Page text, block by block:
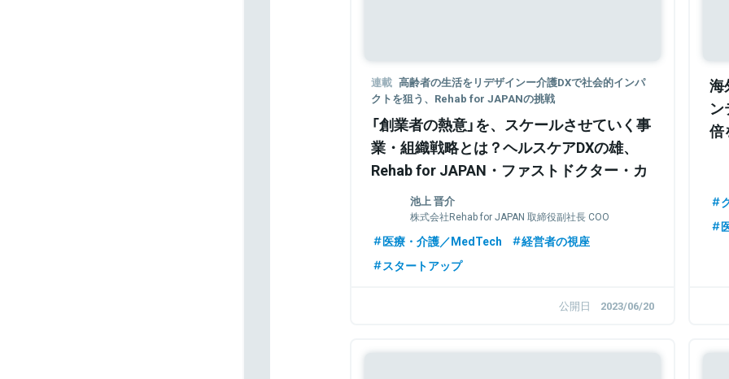
連載 高齢者の生活をリデザインー介護DXで社会的インパ
クトを狙う、Rehab for JAPANの挑戦
「創業者の熱意」を、スケールさせていく事
業・組織戦略とは？ヘルスケアDXの雄、
Rehab for JAPAN・ファストドクター・カ
ケハシの実践論に学ぶ
池上 晋介
株式会社Rehab for JAPAN 取締役副社長 COO
医療・介護／MedTech
経営者の視座
スタートアップ
公開日 2023/06/20
海
倍